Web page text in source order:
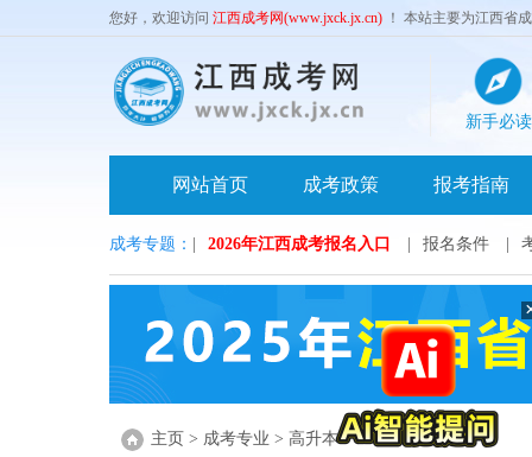
您好，欢迎访问 江西成考网(www.jxck.jx.cn) ！ 本站主要为江西省
新手必读
网站首页 成考政策 报考指南
成考专题： 2026年江西成考报名入口 报名条件
主页 > 成考专业 > 高升本